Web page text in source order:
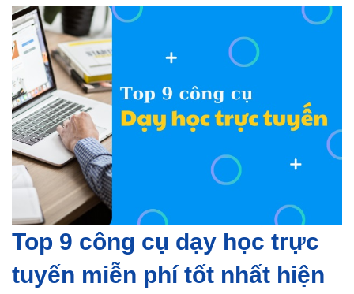
Top 9 công cụ dạy học trực
tuyến miễn phí tốt nhất hiện